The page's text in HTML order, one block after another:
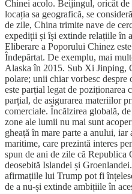
Chinei acolo. Beijingul, oricât de
locația sa geografică, se
de zile, China trimite nave de
expediții și își extinde relațiile în
Eliberare a Poporului Chinez
Îndepărtat. De exemplu, mai
Alaska în 2015. Sub Xi Jinping,
polare; unii chiar vorbesc despre
este parțial legat de poziționarea
parțial, de asigurarea materiilor
comerciale. Încălzirea globală,
zone ale lumii nu mai sunt
gheață în mare parte a anului, iar
maritime, care prezintă interes
spun de ani de zile că Republica
deosebită Islandei și
afirmațiile lui Trump pot fi
de a nu-și extinde ambițiile în